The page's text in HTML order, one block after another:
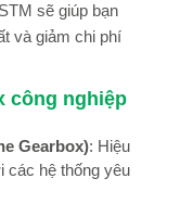
sẽ giúp bạn
và giảm chi phí
công nghiệp
Gearbox): Hiệu
các hệ thống yêu